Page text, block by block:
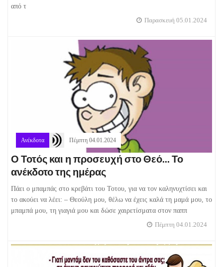
από τ
Παρασκευή 05.01.2024
Ανέκδοτα Πέμπτη 04.01.2024
Ο Τοτός και η προσευχή στο Θεό... Το
ανέκδοτο της ημέρας
Πάει ο μπαμπάς στο κρεβάτι του Τοτου, για να τον καληνυχτίσει και
το ακούει να λέει: – Θεούλη μου, θέλω να έχεις καλά τη μαμά μου, το
μπαμπά μου, τη γιαγιά μου και δώσε χαιρετίσματα στον παππ
Πέμπτη 04.01.2024